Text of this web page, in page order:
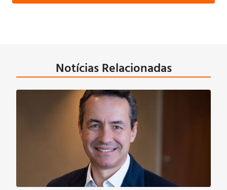
Notícias Relacionadas